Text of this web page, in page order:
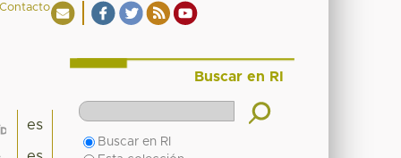
es
Buscar en RI
Buscar en RI